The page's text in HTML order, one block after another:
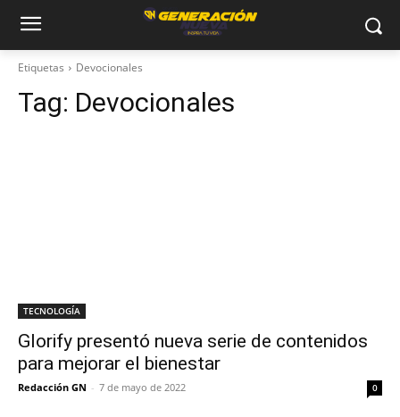
Etiquetas Devocionales
Tag: Devocionales
TECNOLOGÍA
Glorify presentó nueva serie de contenidos
para mejorar el bienestar
Redacción GN - 7 de mayo de 2022 0